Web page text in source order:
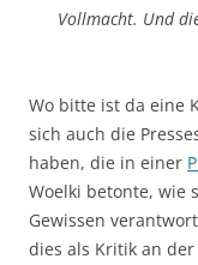
Vollmacht. Und
Wo bitte ist da eine
sich auch die
haben, die in einer
Woelki betonte, wie
Gewissen
dies als Kritik an